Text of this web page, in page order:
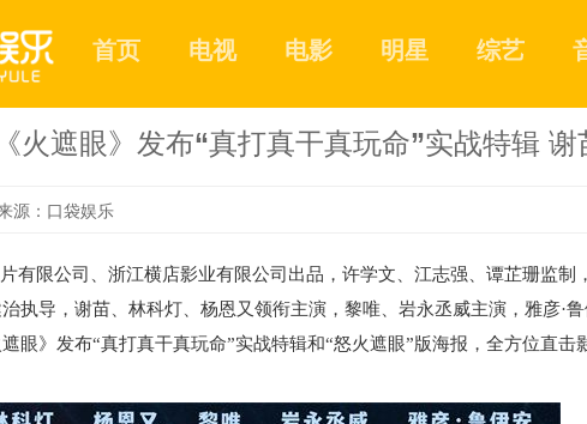
首页 电视 电影 明星 综艺
《火遮眼》发布“真打真干真玩命”实战特辑
：口袋娱乐
有限公司、浙江横店影业有限公司出品，许学文、江志强、谭芷珊监制
执导，谢苗、林科灯、杨恩又领衔主演，黎唯、岩永丞威主演，雅彦·
眼》发布“真打真干真玩命”实战特辑和“怒火遮眼”版海报，全方位直击